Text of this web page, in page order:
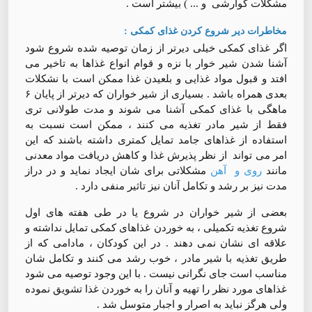
مشکلات گوارشی و ... ) بیشتر است .
مخاطرات دیر شروع کردن غذای کمکی :
اگر غذای کمکی خیلی دیرتر از زمان توصیه شده شروع شود
آشنا شدن شیر خوار با نزه و قوام انواع غذاها به تاخیر می
افتد و قبول مواد غذایی و بلعیدن غذا ممکن است با نشکلات
بعدی همراه باشد . بسیاری از شیر خواران که دیرتر از پایان ۶
ماهگی با غذای کمکی آشنا می شوند و مدت طولانی تری
فقط از شیر مادر تغذیه می کنند ، ممکن است نسبت به
استفاده از غذاهای جامد تمایل کمتری داشته باشند که این
امر می تواند از نظر پذیرش غذا و کاهش دریافت مواد معدنی
مانند روی و آهن مشکلاتی برای شان ایجاد نماید و در دراز
مدت نیز بر رشد و تکامل آنان نیز تاثیر منفی دارد .
بعضی از شیر خواران در شروع یا در طی هفته های اول
شروع تغذیه تکمیلی ، به خوردن غذاهای کمکی تمایل نداشته و
علاقه ای نشان نمی دهند . در این کودکان ، مادامی که از
طریق تغذیه با شیر مادر ، خوب رشد می کنند و تکامل شان
مناسب است جای نگرانی نیست . با این وجود توصیه می شود
غذاهای مورد نظر را تهیه و آنان را به خوردن غذا تشویق نموده
ولی هرگز نباید به اصرار و اجبار متوسل شد .